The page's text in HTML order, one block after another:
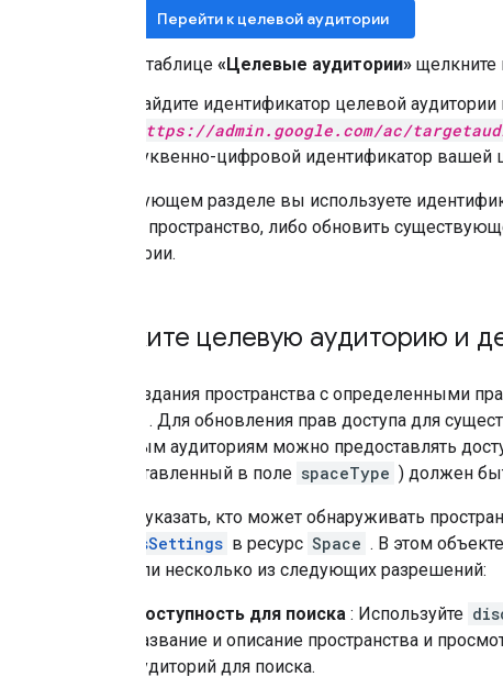
Перейти к целевой аудитории
В таблице «Целевые аудитории» щелкните
Найдите идентификатор целевой
https://admin.google.com/ac/
буквенно-цифровой идентификатор вашей
В следующем разделе вы используете
поиска пространство, либо обновить
аудитории.
Укажите целевую аудиторию и
Для создания пространства с определенными
. Для обновления прав доступа для
целевым аудиториям можно предоставлять
(представленный в поле spaceType ) должен
Чтобы указать, кто может обнаруживать
AccessSettings в ресурс Space . В этом
одно или несколько из следующих разрешений:
Доступность для поиска : Используйте
название и описание пространства и
аудиторий для поиска.